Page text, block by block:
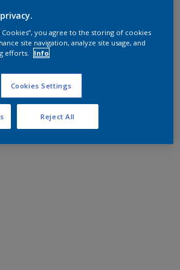
Cookies”, you agree to the storing of cookies
site navigation, analyze site usage, and
efforts.
Info
Cookies Settings
Reject All